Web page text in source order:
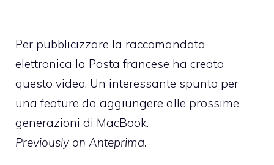
Per pubblicizzare la raccomandata
elettronica la Posta francese ha creato
questo video. Un interessante spunto per
una feature da aggiungere alle prossime
generazioni di MacBook.
Previously on Anteprima.